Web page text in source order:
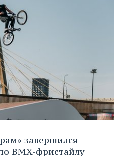
завершился
BMX-фристайлу